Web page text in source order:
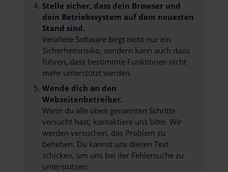
Stelle sicher, dass dein Browser und
dein Betriebssystem auf dem neuesten
Stand sind.
Veraltete Software birgt nicht nur ein
Sicherheitsrisiko, sondern kann auch dazu
führen, dass bestimmte Funktionen nicht
mehr unterstützt werden.
Wende dich an den
Webseitenbetreiber.
Wenn du alle oben genannten Schritte
versucht hast, kontaktiere uns bitte. Wir
werden versuchen, das Problem zu
beheben. Du kannst uns diesen Text
schicken, um uns bei der Fehlersuche zu
unterstützen: